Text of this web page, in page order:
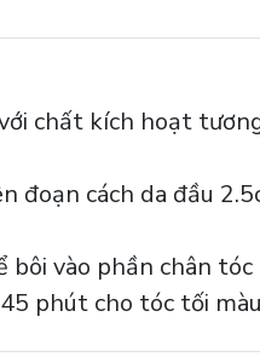
chất kích hoạt
đoạn cách da đầu
bôi vào phần chân tóc
phút cho tóc tối